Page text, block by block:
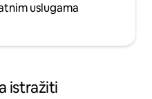
uslugama
istražiti